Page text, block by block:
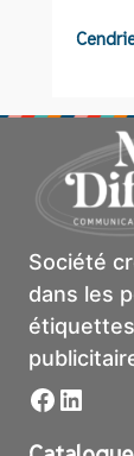
Société
dans les